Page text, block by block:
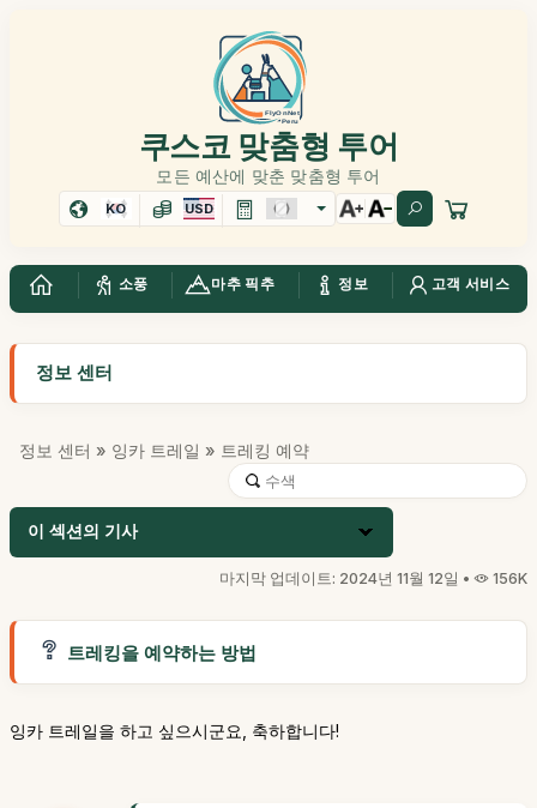
쿠스코 맞춤형 투어
모든 예산에 맞춘 맞춤형 투어
KO USD
소풍 마추 픽추 정보 고객 서비스
정보 센터
정보 센터 » 잉카 트레일 » 트레킹 예약
이 섹션의 기사
마지막 업데이트: 2024년 11월 12일 • 156K
트레킹을 예약하는 방법
잉카 트레일을 하고 싶으시군요, 축하합니다!